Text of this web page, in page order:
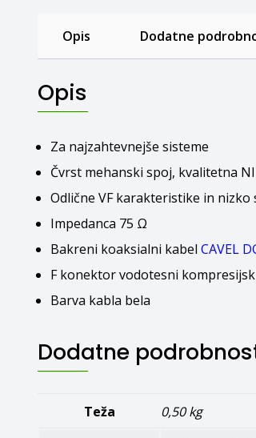
Opis Dodatne
Opis
Za najzahtevnejše sisteme
Čvrst mehanski spoj, kvalitetna
Odlične VF karakteristike in nizko
Impedanca 75 Ω
Bakreni koaksialni kabel CAVEL
F konektor vodotesni
Barva kabla bela
Dodatne
Teža 0,50 kg